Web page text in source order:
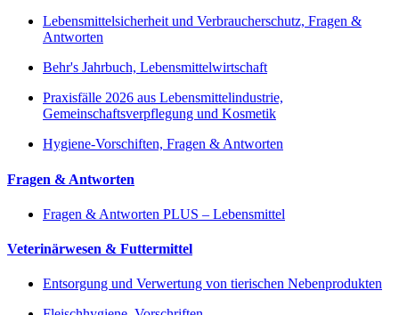
Lebensmittelsicherheit und Verbraucherschutz, Fragen &
Antworten
Behr's Jahrbuch, Lebensmittelwirtschaft
Praxisfälle 2026 aus Lebensmittelindustrie,
Gemeinschaftsverpflegung und Kosmetik
Hygiene-Vorschiften, Fragen & Antworten
Fragen & Antworten
Fragen & Antworten PLUS – Lebensmittel
Veterinärwesen & Futtermittel
Entsorgung und Verwertung von tierischen Nebenprodukten